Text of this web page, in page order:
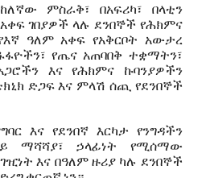
ምስራቅ፣ በአፍሪካ፣ በላቲን
ገበያዎች ላሉ ደንበኞች የሕክምና
ዓለም አቀፍ የአቅርቦት አውታረ
የጤና አጠባበቅ ተቋማትን፣
እና የሕክምና ኩባንያዎችን
ድጋፍ እና ምላሽ ሰጪ የደንበኞች
እና የደንበኛ እርካታ የንግዳችን
ማሻሻያ፣ ኃላፊነት የሚሰማው
እና በዓለም ዙሪያ ካሉ ደንበኞች